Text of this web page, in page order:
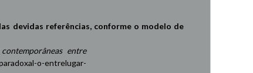
devidas referências, conforme o modelo de
entre
o-entrelugar-